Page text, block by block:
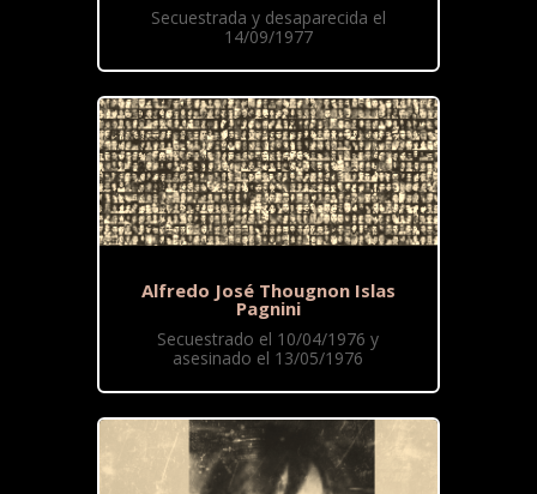
Secuestrada y desaparecida el
14/09/1977
Alfredo José Thougnon Islas
Pagnini
Secuestrado el 10/04/1976 y
asesinado el 13/05/1976